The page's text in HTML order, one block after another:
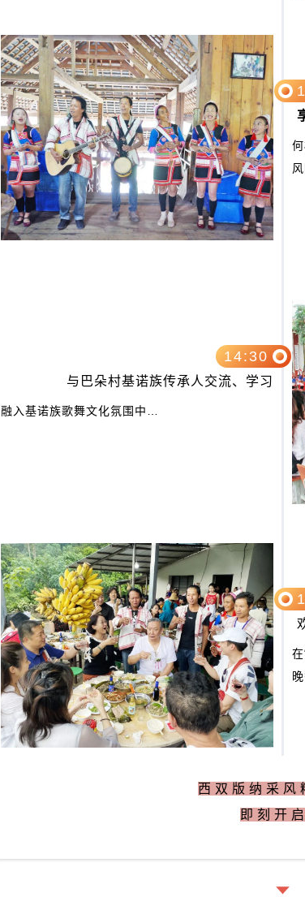
14:30
与巴朵村基诺族传承人交流、学习
融入基诺族歌舞文化氛围中…
西双版纳采风
即刻开